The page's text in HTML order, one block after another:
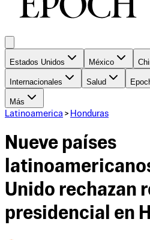
Estados Unidos México
Internacionales Salud
Más
Latinoamerica > Honduras
Nueve países
Unido rechazan
presidencial en